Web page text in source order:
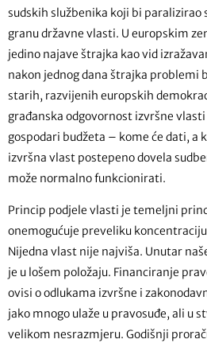
sudskih službenika koji bi paralizirao
granu državne vlasti. U europskim
jedino najave štrajka kao vid
nakon jednog dana štrajka problemi
starih, razvijenih europskih
građanska odgovornost izvršne
gospodari budžeta – kome će dati, a
izvršna vlast postepeno dovela
može normalno funkcionirati.
Princip podjele vlasti je temeljni
onemogućuje preveliku
Nijedna vlast nije najviša. Unutar
je u lošem položaju. Financiranje
ovisi o odlukama izvršne i
jako mnogo ulaže u pravosuđe, ali u
velikom nesrazmjeru. Godišnji